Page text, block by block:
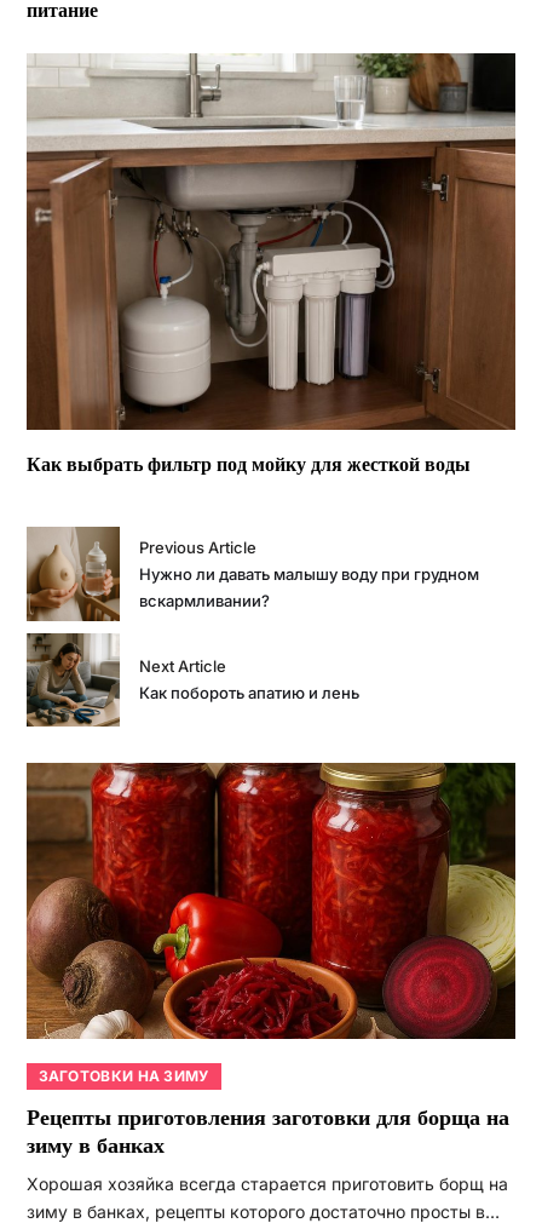
питание
Как выбрать фильтр под мойку для жесткой воды
Previous Article
Нужно ли давать малышу воду при грудном
вскармливании?
Next Article
Как побороть апатию и лень
ЗАГОТОВКИ НА ЗИМУ
Рецепты приготовления заготовки для борща на
зиму в банках
Хорошая хозяйка всегда старается приготовить борщ на
зиму в банках, рецепты которого достаточно просты в…